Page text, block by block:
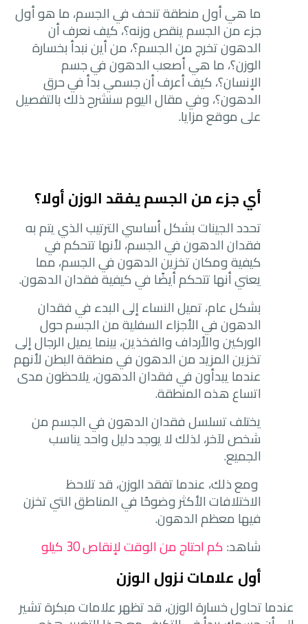
ما هي أول منطقة تنحف في الجسم، ما هو أول
جزء من الجسم ينقص وزنه؟، كيف نعرف أن
الدهون تخرج من الجسم؟، من أين نبدأ بخسارة
الوزن؟، ما هي أصعب الدهون في جسم
الإنسان؟، كيف أعرف أن جسمي بدأ في حرق
الدهون؟، وفي مقال اليوم سنشرح ذلك بالتفصيل
على موقع مزايا.
أي جزء من الجسم يفقد الوزن أولا؟
تحدد الجينات بشكل أساسي الترتيب الذي يتم به
فقدان الدهون في الجسم، لأنها تتحكم في
كيفية ومكان تخزين الدهون في الجسم، مما
يعني أنها تتحكم أيضًا في كيفية فقدان الدهون.
بشكل عام، تميل النساء إلى البدء في فقدان
الدهون في الأجزاء السفلية من الجسم حول
الوركين والأرداف والفخذين، بينما يميل الرجال إلى
تخزين المزيد من الدهون في منطقة البطن لأنهم
عندما يبدأون في فقدان الدهون، يلاحظون مدى
اتساع هذه المنطقة.
يختلف تسلسل فقدان الدهون في الجسم من
شخص لآخر، لذلك لا يوجد دليل واحد يناسب
الجميع.
ومع ذلك، عندما تفقد الوزن، قد تلاحظ
الاختلافات الأكثر وضوحًا في المناطق التي تخزن
فيها معظم الدهون.
شاهد:كم احتاج من الوقت لإنقاص 30 كيلو
أول علامات نزول الوزن
عندما تحاول خسارة الوزن، قد تظهر علامات مبكرة تشير